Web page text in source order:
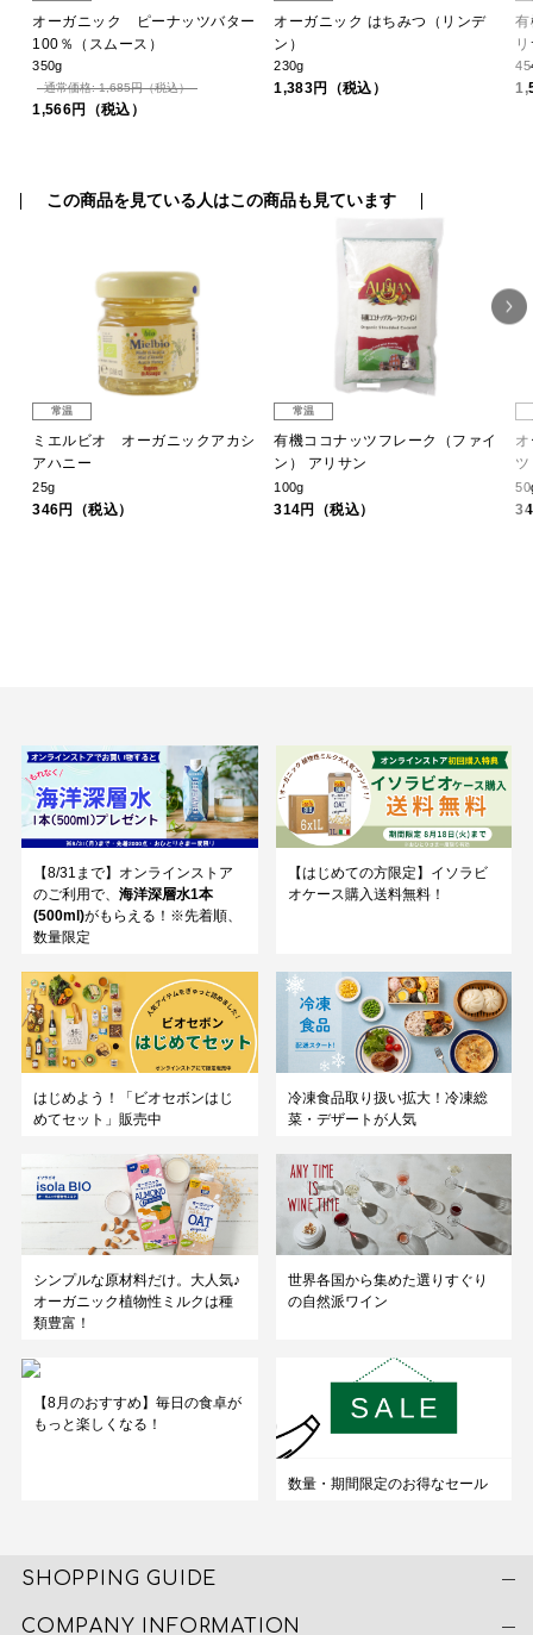
オーガニック ピーナッツバター
100％（スムース）
350g
通常価格: 1,685円（税込）
1,566円（税込）
オーガニック はちみつ（リンデ
ン）
230g
1,383円（税込）
この商品を見ている人はこの商品も見ています
常温
ミエルビオ オーガニックアカシ
アハニー
25g
346円（税込）
常温
有機ココナッツフレーク（ファイ
ン） アリサン
100g
314円（税込）
【8/31まで】オンラインストア
のご利用で、 海洋深層水1本
(500ml)がもらえる！※先着順、
数量限定
【はじめての方限定】イソラビ
オケース購入送料無料！
はじめよう！「ビオセボンはじ
めてセット」販売中
冷凍食品取り扱い拡大！冷凍総
菜・デザートが人気
シンプルな原材料だけ。大人気♪
オーガニック植物性ミルクは種
類豊富！
世界各国から集めた選りすぐり
の自然派ワイン
【8月のおすすめ】毎日の食卓が
もっと楽しくなる！
数量・期間限定のお得なセール
SHOPPING GUIDE
COMPANY INFORMATION